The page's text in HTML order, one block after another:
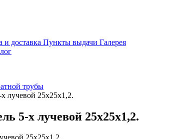
и доставка Пункты выдачи Галерея
трубы
лучевой 25х25х1,2.
5-х лучевой 25х25х1,2.